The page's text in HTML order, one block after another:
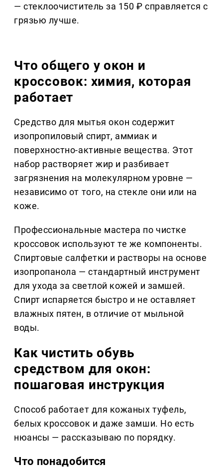
— стеклоочиститель за 150 ₽ справляется с
грязью лучше.
Что общего у окон и
кроссовок: химия, которая
работает
Средство для мытья окон содержит
изопропиловый спирт, аммиак и
поверхностно-активные вещества. Этот
набор растворяет жир и разбивает
загрязнения на молекулярном уровне —
независимо от того, на стекле они или на
коже.
Профессиональные мастера по чистке
кроссовок используют те же компоненты.
Спиртовые салфетки и растворы на основе
изопропанола — стандартный инструмент
для ухода за светлой кожей и замшей.
Спирт испаряется быстро и не оставляет
влажных пятен, в отличие от мыльной
воды.
Как чистить обувь
средством для окон:
пошаговая инструкция
Способ работает для кожаных туфель,
белых кроссовок и даже замши. Но есть
нюансы — рассказываю по порядку.
Что понадобится